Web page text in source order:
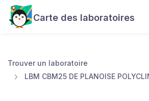
Carte des laboratoires
Trouver un laboratoire
LBM CBM25 DE PLANOISE